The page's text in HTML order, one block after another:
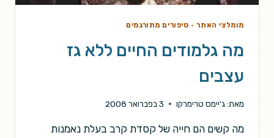
מומלצי האתר· סיפורים מתורגמים
מה גלמודים החיים ללא גז
עצבים
מאת:ג'יימס טרימרקו 3 בפברואר 2008
מה קשים הם חייה של קסדת קרב בעלת נאמנות